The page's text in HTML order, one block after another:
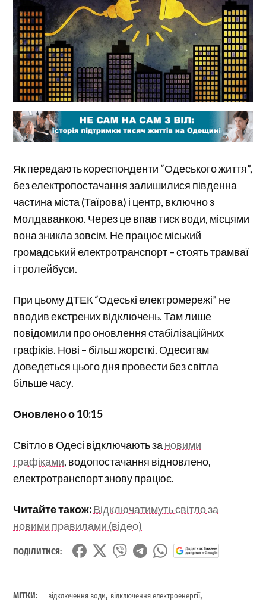
Як передають кореспонденти “Одеського життя”,
без електропостачання залишилися південна
частина міста (Таїрова) і центр, включно з
Молдаванкою. Через це впав тиск води, місцями
вона зникла зовсім. Не працює міський
громадський електротранспорт – стоять трамваї
і тролейбуси.
При цьому ДТЕК “Одеські електромережі” не
вводив екстрених відключень. Там лише
повідомили про оновлення стабілізаційних
графіків. Нові – більш жорсткі. Одеситам
доведеться цього дня провести без світла
більше часу.
Оновлено о 10:15
Світло в Одесі відключають зановими
графіками, водопостачання відновлено,
електротранспорт знову працює.
Читайте також:Відключатимуть світло за
новими правилами (відео)
ПОДІЛИТИСЯ:
МІТКИ: відключення води, відключення електроенергії,